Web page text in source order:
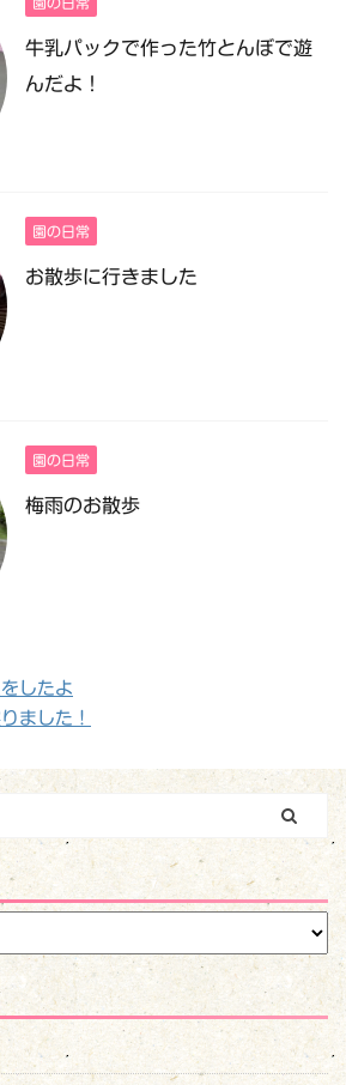
牛乳パックで作った竹とんぼで遊
んだよ！
園の日常
お散歩に行きました
園の日常
梅雨のお散歩
したよ
ました！